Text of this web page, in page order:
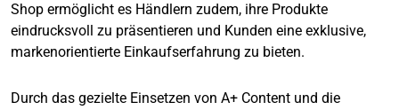
Shop ermöglicht es Händlern zudem, ihre Produkte
eindrucksvoll zu präsentieren und Kunden eine exklusive,
markenorientierte Einkaufserfahrung zu bieten.
Durch das gezielte Einsetzen von A+ Content und die